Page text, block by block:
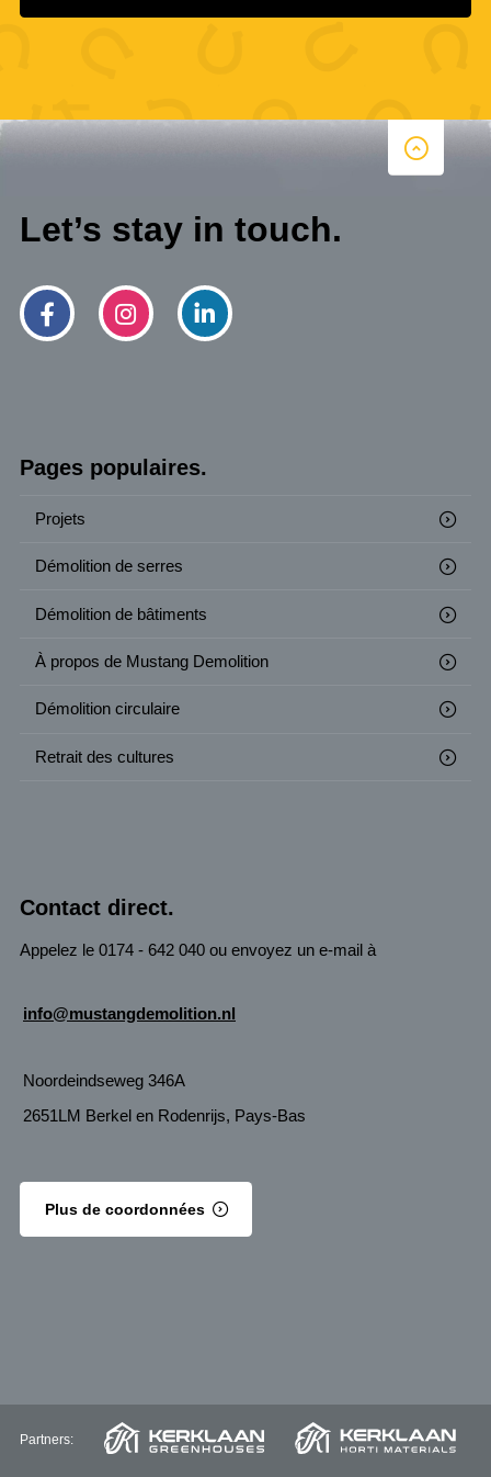
Let’s stay in touch.
Pages populaires.
Projets
Démolition de serres
Démolition de bâtiments
À propos de Mustang Demolition
Démolition circulaire
Retrait des cultures
Contact direct.
Appelez le 0174 - 642 040 ou envoyez un e-mail à
info@mustangdemolition.nl
Noordeindseweg 346A
2651LM Berkel en Rodenrijs, Pays-Bas
Plus de coordonnées
Partners: